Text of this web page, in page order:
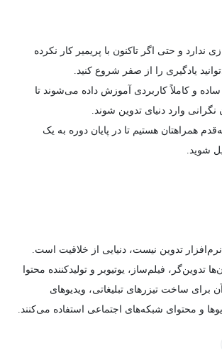
ندارد و حتی اگر تاکنون با پریمیر کار نکرده
یادگیری را از صفر شروع کنید.
و کاملاً کاربردی آموزش داده می‌شوند تا
وارد دنیای تدوین شوند.
همراهتان هستیم تا در پایان دوره به یک
شوید.
تدوین نیست، دنیایی از خلاقیت است.
تدوین‌گر، فیلم‌ساز، یوتیوبر و تولیدکننده محتوا
برای ساخت تیزرهای تبلیغاتی، ویدیوهای
و محتوای شبکه‌های اجتماعی استفاده می‌کنند.
ادیت ویدیو است.